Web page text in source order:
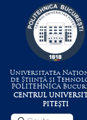
Universitatea
de Știință și
POLITEHNICA
CENTRUL
PITEȘTI
Menu